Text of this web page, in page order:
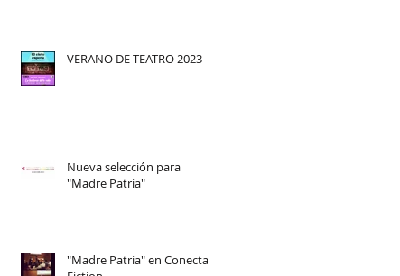
VERANO DE TEATRO 2023
Nueva selección para
"Madre Patria"
"Madre Patria" en Conecta